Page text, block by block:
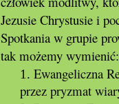
Jezusie Chrystusie i
Spotkania w grupie
tak możemy wymienić:
Ewangeliczna
przez pryzmat